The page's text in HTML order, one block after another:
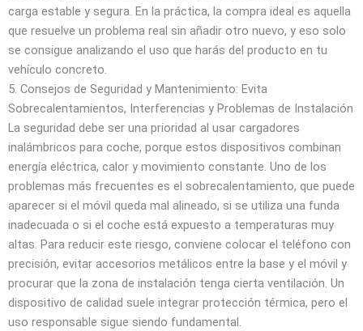
carga estable y segura. En la práctica, la compra ideal es aquella
que resuelve un problema real sin añadir otro nuevo, y eso solo
se consigue analizando el uso que harás del producto en tu
vehículo concreto.
5. Consejos de Seguridad y Mantenimiento: Evita
Sobrecalentamientos, Interferencias y Problemas de Instalación
La seguridad debe ser una prioridad al usar cargadores
inalámbricos para coche, porque estos dispositivos combinan
energía eléctrica, calor y movimiento constante. Uno de los
problemas más frecuentes es el sobrecalentamiento, que puede
aparecer si el móvil queda mal alineado, si se utiliza una funda
inadecuada o si el coche está expuesto a temperaturas muy
altas. Para reducir este riesgo, conviene colocar el teléfono con
precisión, evitar accesorios metálicos entre la base y el móvil y
procurar que la zona de instalación tenga cierta ventilación. Un
dispositivo de calidad suele integrar protección térmica, pero el
uso responsable sigue siendo fundamental.